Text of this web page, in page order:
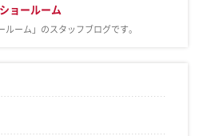
ョールーム
ーム」のスタッフブログです。